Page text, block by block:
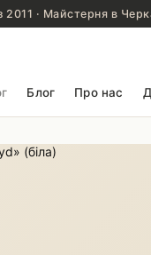
2011 · Майстерня в
Блог Про нас